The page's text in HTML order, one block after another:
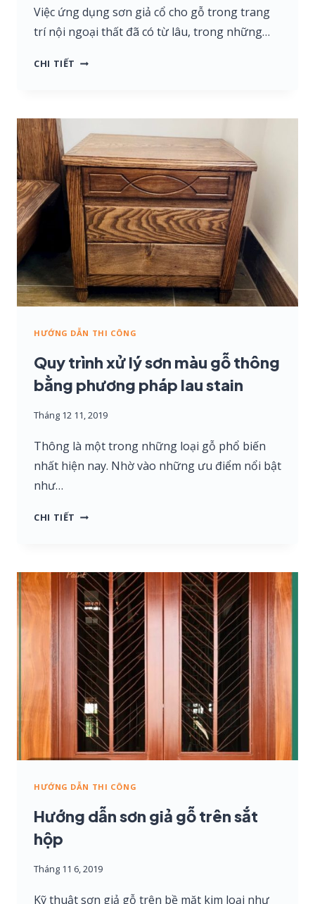
Việc ứng dụng sơn giả cổ cho gỗ trong trang
trí nội ngoại thất đã có từ lâu, trong những…
CHI TIẾT HƯỚNG
LÝ
VÀ
THI
CÔNG
SƠN
GỖ
GIẢ
CỔ
BẰNG
BỘ
PHẨM
SƠN
LOTUS
HƯỚNG DẪN THI CÔNG
Quy trình xử lý sơn màu gỗ thông
bằng phương pháp lau stain
Tháng 12 11, 2019
Thông là một trong những loại gỗ phổ biến
nhất hiện nay. Nhờ vào những ưu điểm nổi bật
như…
CHI TIẾT QUY
LÝ
SƠN
MÀU
GỖ
THÔNG
BẰNG
PHƯƠNG
PHÁP
LAU
STAIN
HƯỚNG DẪN THI CÔNG
Hướng dẫn sơn giả gỗ trên sắt
hộp
Tháng 11 6, 2019
Kỹ thuật sơn giả gỗ trên bề mặt kim loại như